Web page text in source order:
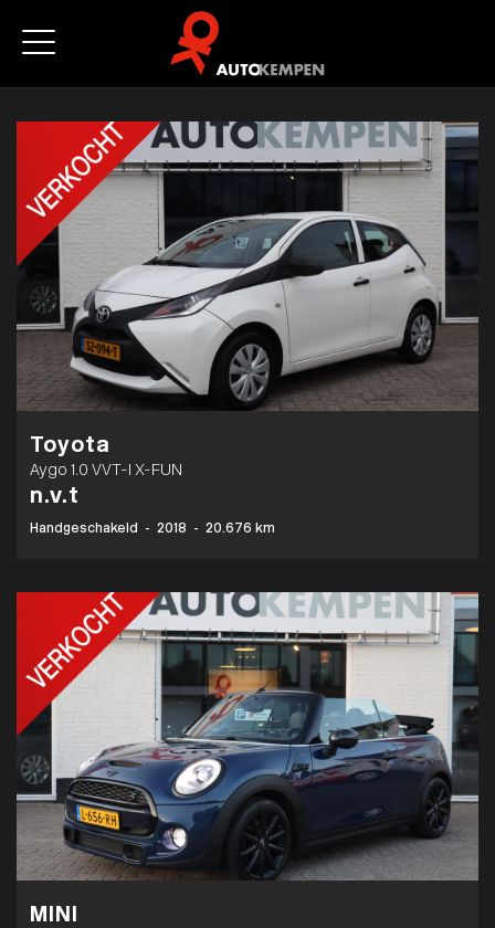
Toyota
Aygo 1.0 VVT-I X-FUN
n.v.t
Handgeschakeld - 2018 - 20.676 km
MINI